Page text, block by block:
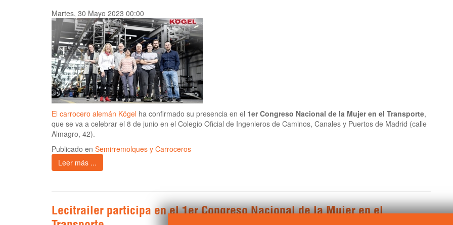
Martes, 30 Mayo 2023 00:00
El carrocero alemán Kögel ha confirmado su presencia en el 1er Congreso Nacional de la Mujer en el Transporte,
que se va a celebrar el 8 de junio en el Colegio Oficial de Ingenieros de Caminos, Canales y Puertos de Madrid (calle
Almagro, 42).
Publicado en Semirremolques y Carroceros
Leer más ...
Lecitrailer participa en el 1er Congreso Nacional de la Mujer en el